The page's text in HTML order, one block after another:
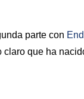
parte con
claro que ha